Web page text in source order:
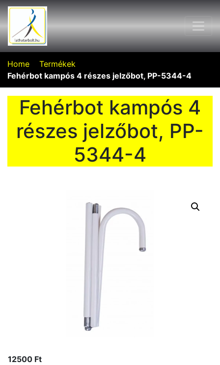
Home
Termékek
Fehérbot kampós 4 részes jelzőbot, PP-5344-4
Fehérbot kampós 4
részes jelzőbot, PP-
5344-4
12500 Ft